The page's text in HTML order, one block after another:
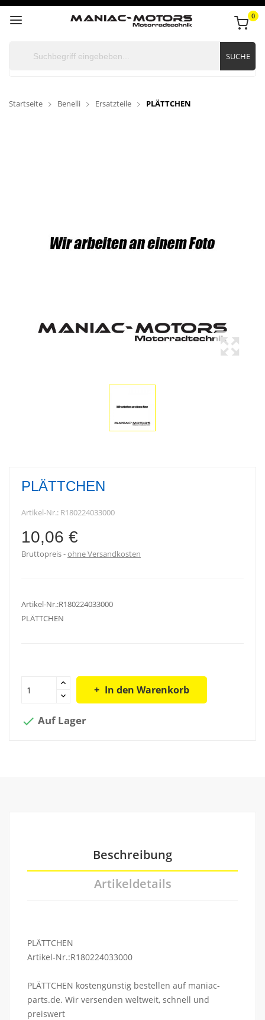
0
SUCHE
Startseite Benelli Ersatzteile PLÄTTCHEN
PLÄTTCHEN
Artikel-Nr.: R180224033000
10,06 €
Bruttopreis ohne Versandkosten
Artikel-Nr.:R180224033000
PLÄTTCHEN
In den Warenkorb
 Auf Lager
Beschreibung
Artikeldetails
PLÄTTCHEN
Artikel-Nr.:R180224033000
PLÄTTCHEN kostengünstig bestellen auf maniac-
parts.de. Wir versenden weltweit, schnell und
preiswert